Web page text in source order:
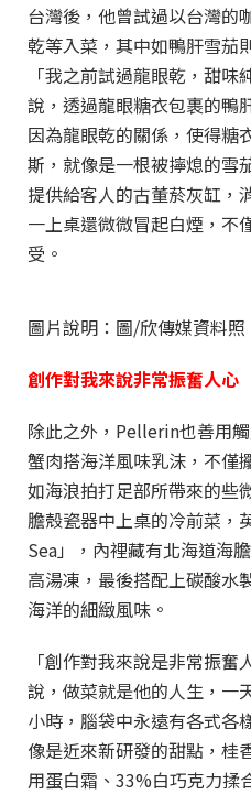
台灣後，他曾試過以台灣的
乾等入菜，其中如鴨肝雪茄
「我之前試過龍眼乾，甜
說，透過龍眼糖衣包裹的鴨
因為龍眼乾的關係，使得糖
斯，就像是一根被擰熄的雪
提供給客人的古董菸灰缸，
一上桌還微微冒起白煙，不
受。
圖片說明：圖/欣傳媒資料照
創作對我來說非常振奮人心
除此之外，Pellerin也善用
蟹肉搭海洋風味乳沫，不僅
如海浪拍打足部所帶來的些
膽殼瓷器中上桌的冷前菜，
Sea」，內裡藏有北海道海
高湯凍，最後搭配上碳酸水
海洋的細緻風味。
「創作對我來說是非常振
說，做菜就是他的人生，一
小時，腦袋中永遠有各式各
像是近來新研發的甜點，桂
用蛋白霜、33%白巧克力揉